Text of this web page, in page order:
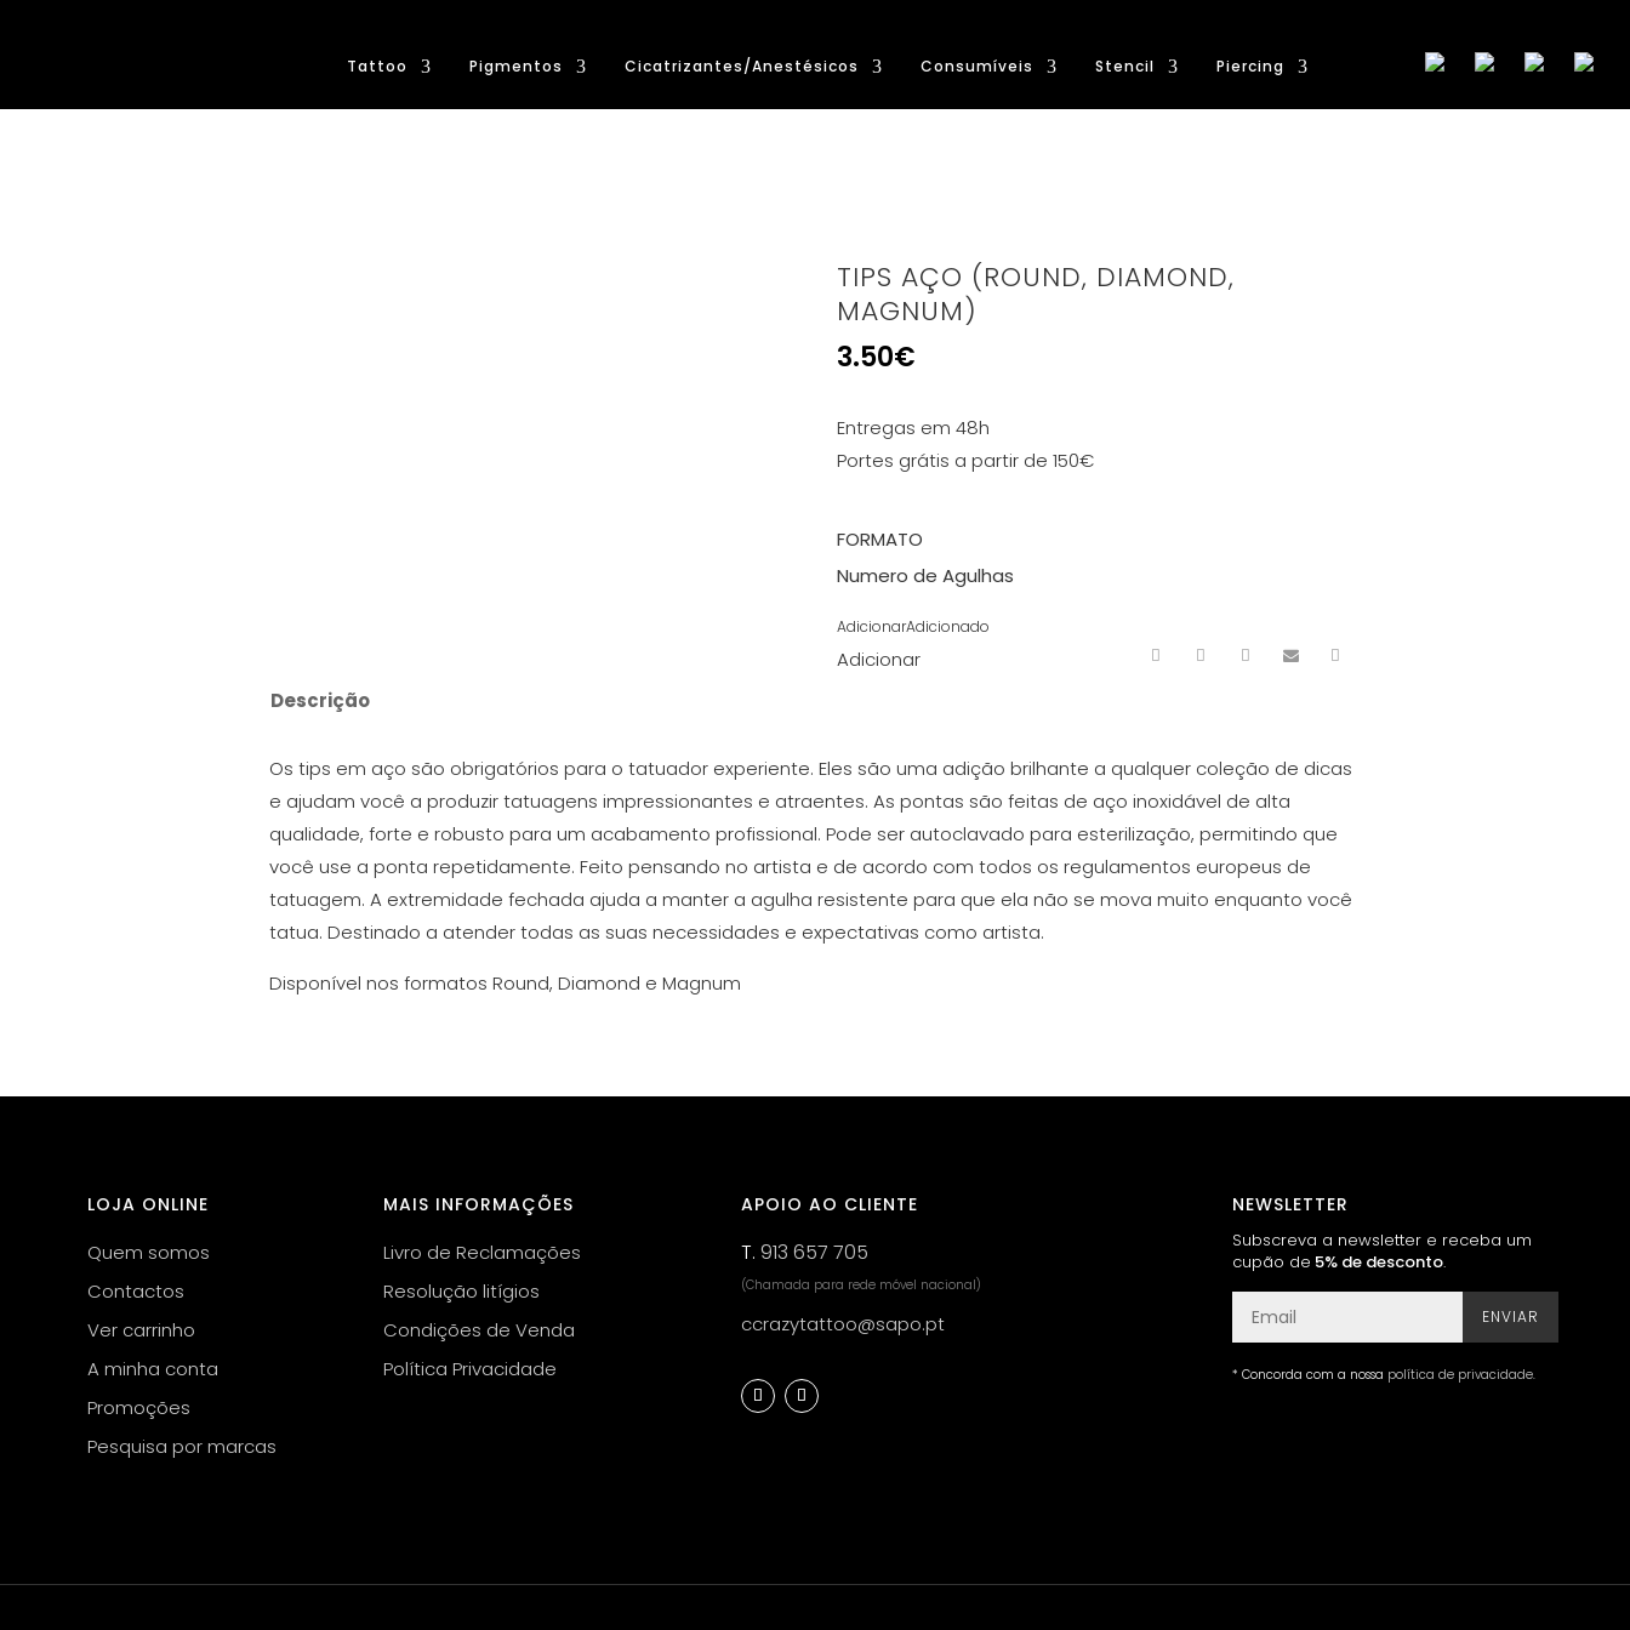
Tattoo Pigmentos Cicatrizantes/Anestésicos Consumíveis Stencil Piercing
TIPS AÇO (ROUND, DIAMOND,
MAGNUM)
3.50€
Entregas em 48h
Portes grátis a partir de 150€
FORMATO
Numero de Agulhas
AdicionarAdicionado
Adicionar
Descrição
Os tips em aço são obrigatórios para o tatuador experiente. Eles são uma adição brilhante a qualquer coleção de dicas
e ajudam você a produzir tatuagens impressionantes e atraentes. As pontas são feitas de aço inoxidável de alta
qualidade, forte e robusto para um acabamento profissional. Pode ser autoclavado para esterilização, permitindo que
você use a ponta repetidamente. Feito pensando no artista e de acordo com todos os regulamentos europeus de
tatuagem. A extremidade fechada ajuda a manter a agulha resistente para que ela não se mova muito enquanto você
tatua. Destinado a atender todas as suas necessidades e expectativas como artista.
Disponível nos formatos Round, Diamond e Magnum
LOJA ONLINE
Quem somos
Contactos
Ver carrinho
A minha conta
Promoções
Pesquisa por marcas
MAIS INFORMAÇÕES
Livro de Reclamações
Resolução litígios
Condições de Venda
Política Privacidade
APOIO AO CLIENTE
T. 913 657 705
(Chamada para rede móvel nacional)
ccrazytattoo@sapo.pt
NEWSLETTER
Subscreva a newsletter e receba um
cupão de 5% de desconto.
ENVIAR
* Concorda com a nossa política de privacidade.